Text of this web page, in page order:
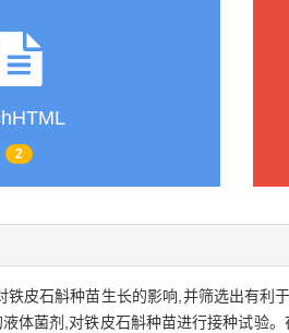
2
铁皮石斛种苗生长的影响,并筛选出有利
体菌剂,对铁皮石斛种苗进行接种试验